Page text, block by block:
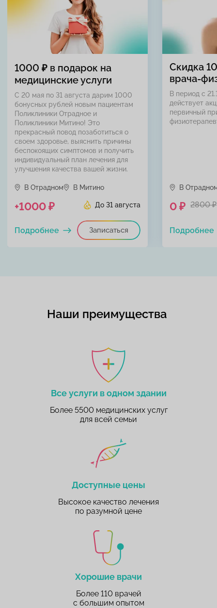
1000 ₽ в подарок на
медицинские услуги
С 20 мая по 31 августа дарим 1000
бонусных рублей новым пациентам
Поликлиники Отрадное и
Поликлиники Митино! Это
прекрасный повод позаботиться о
своем здоровье, выяснить причины
беспокоящих симптомов и получить
индивидуальный план лечения для
улучшения качества вашей жизни.
В Отрадном В Митино
До 31 августа
+1000 ₽
Записаться
Подробнее
Скидка
врача-
В период с
действует
первичный
В
0 ₽ 2800 ₽
Подробнее
Наши преимущества
Все услуги в одном здании
Более 5500 медицинских услуг
для всей семьи
Доступные цены
Высокое качество лечения
по разумной цене
Хорошие врачи
Более 110 врачей
с большим опытом